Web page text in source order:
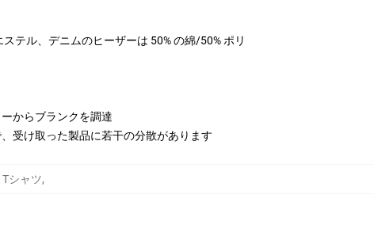
テル、デニムのヒーザーは 50% の綿/50% ポリ
からブランクを調達
受け取った製品に若干の分散があります
シャツ,